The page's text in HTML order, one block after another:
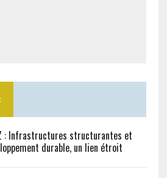
: Infrastructures structurantes et
durable, un lien étroit